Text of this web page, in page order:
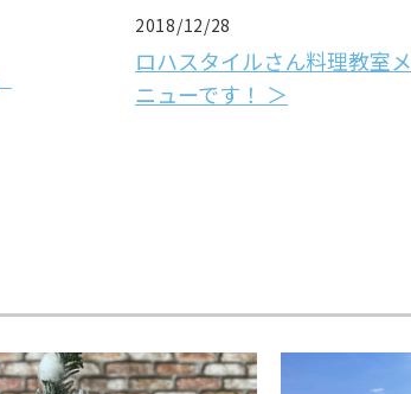
2018/12/28
ロハスタイルさん料理教室メ
ニューです！ ＞